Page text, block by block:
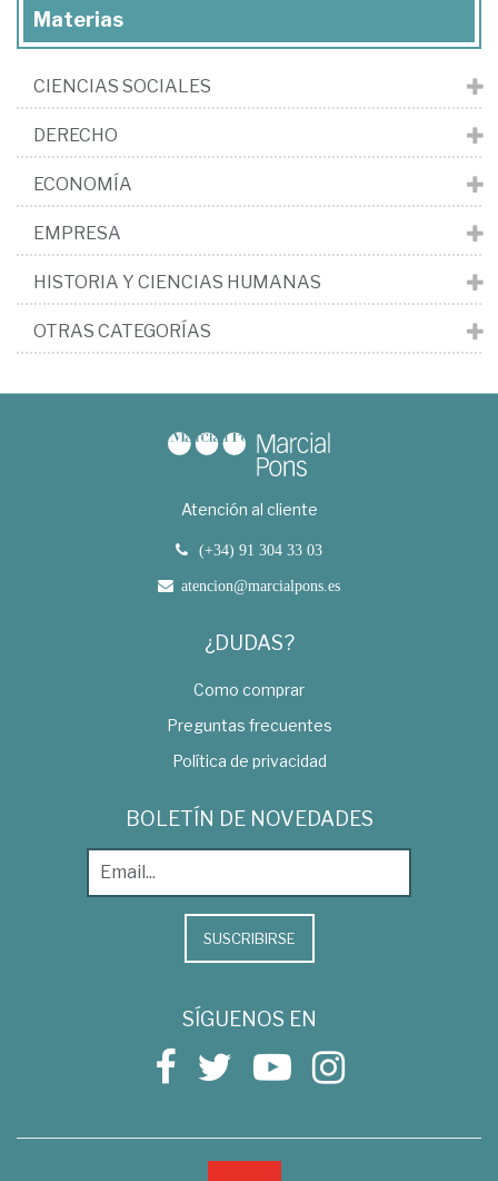
Materias
CIENCIAS SOCIALES
DERECHO
ECONOMÍA
EMPRESA
HISTORIA Y CIENCIAS HUMANAS
OTRAS CATEGORÍAS
Atención al cliente
(+34) 91 304 33 03
atencion@marcialpons.es
¿DUDAS?
Como comprar
Preguntas frecuentes
Política de privacidad
BOLETÍN DE NOVEDADES
SUSCRIBIRSE
SÍGUENOS EN